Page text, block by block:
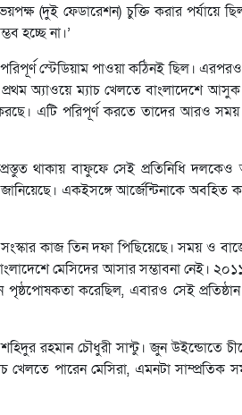
(দুই ফেডারেশন) চুক্তি করার পর্যায়ে
হচ্ছে না।’
স্টেডিয়াম পাওয়া কঠিনই ছিল। এরপরও
অ্যাওয়ে ম্যাচ খেলতে বাংলাদেশে
করছে। এটি পরিপূর্ণ করতে তাদের আরও
থাকায় বাফুফে সেই প্রতিনিধি
একইসঙ্গে আর্জেন্টিনাকে অবহিত
সংস্কার কাজ তিন দফা পিছিয়েছে। সময় ও
মেসিদের আসার সম্ভাবনা নেই।
পৃষ্ঠপোষকতা করেছিল, এবারও সেই
রহমান চৌধুরী সান্টু। জুন উইন্ডোতে
পারেন মেসিরা, এমনটা সাম্প্রতিক